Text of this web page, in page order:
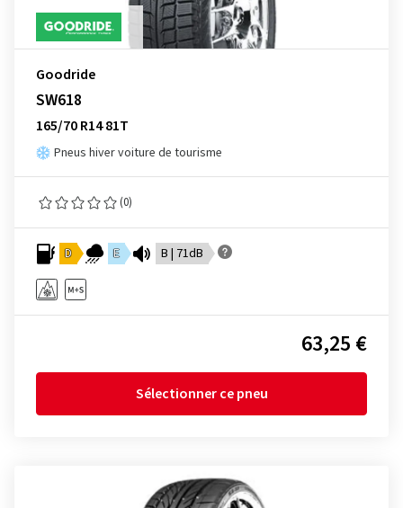
Goodride
SW618
165/70 R14 81T
Pneus hiver voiture de tourisme
(0)
D E B | 71dB
63,25 €
Sélectionner ce pneu